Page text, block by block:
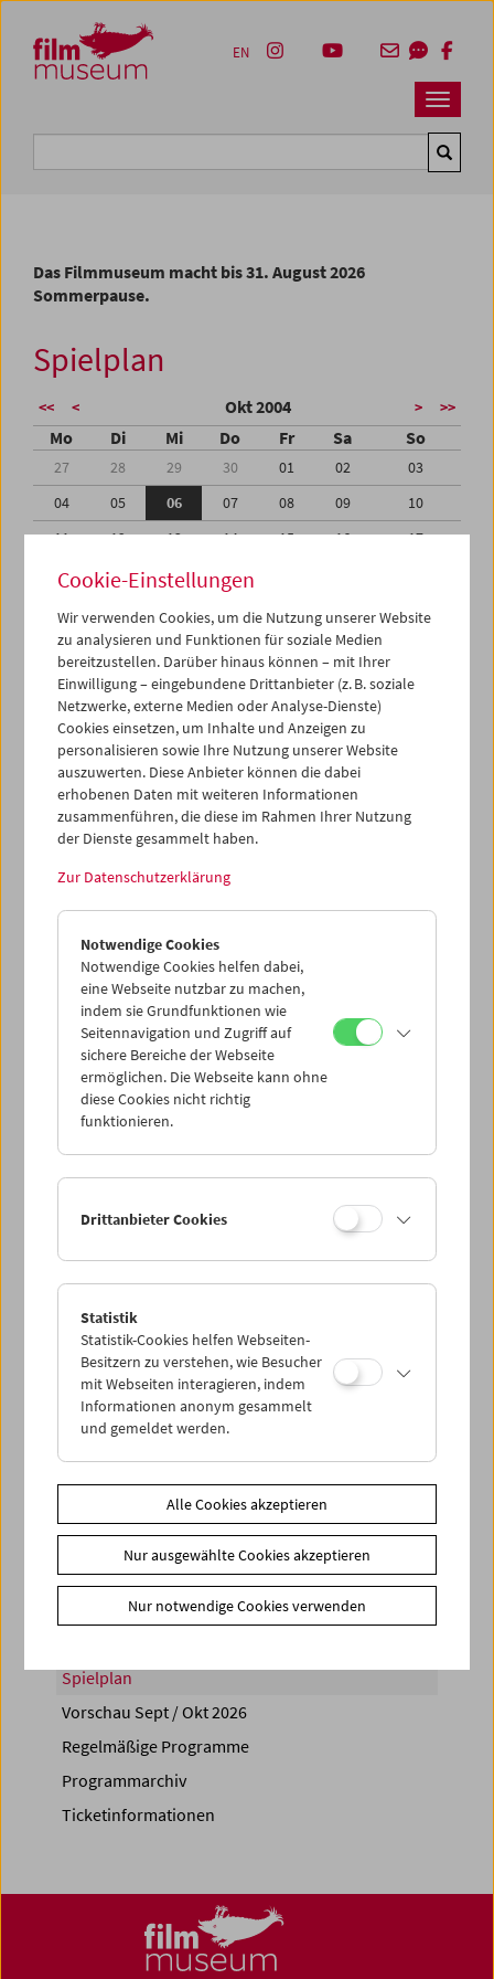
Zum Inhalt
Zum Hauptmenü
Zur Servicenavigation
Zum Suche
Navbar
EN
Das Filmmuseum macht bis 31. August 2026
Sommerpause.
Spielplan
<< < Okt 2004 > >>
Mo Di Mi Do Fr Sa So
27 28 29 30 01 02
03
04
05 06 07 08 09
10
11
12 13 14 15 16
17
18
19 20 21
25
27 29
31
01
02 03 04 05 06
iCalender
Programmheft-PDF
English language or subtitles
< Vorherige Woche
Mo 4.10.
Di 5.10.
Mi 6.10.
Do 7.10.
Sa 9.10.
PROGRAMM ÜBERBLICK
Share on
Spielplan
Vorschau Sept / Okt 2026
Regelmäßige Programme
Programmarchiv
Ticketinformationen
Cookie-Einstellungen
Wir verwenden Cookies, um die Nutzung unserer Website
zu analysieren und Funktionen für soziale Medien
bereitzustellen. Darüber hinaus können – mit Ihrer
Einwilligung – eingebundene Drittanbieter (z. B. soziale
Netzwerke, externe Medien oder Analyse-Dienste)
Cookies einsetzen, um Inhalte und Anzeigen zu
personalisieren sowie Ihre Nutzung unserer Website
auszuwerten. Diese Anbieter können die dabei
erhobenen Daten mit weiteren Informationen
zusammenführen, die diese im Rahmen Ihrer Nutzung
der Dienste gesammelt haben.
Zur Datenschutzerklärung
Notwendige Cookies
Notwendige Cookies helfen dabei,
eine Webseite nutzbar zu machen,
indem sie Grundfunktionen wie
Seitennavigation und Zugriff auf
sichere Bereiche der Webseite
ermöglichen. Die Webseite kann ohne
diese Cookies nicht richtig
funktionieren.
Drittanbieter Cookies
Statistik
Statistik-Cookies helfen Webseiten-
Besitzern zu verstehen, wie Besucher
mit Webseiten interagieren, indem
Informationen anonym gesammelt
und gemeldet werden.
Alle Cookies akzeptieren
Nur ausgewählte Cookies akzeptieren
Nur notwendige Cookies verwenden